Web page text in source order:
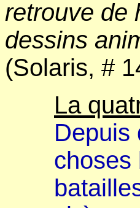
retrouve de
dessins
(Solaris, #
La
Depuis
choses